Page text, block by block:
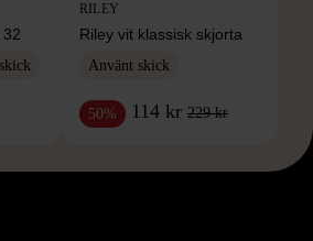
RILEY
Riley vit klassisk skjorta
Använt skick
50% 114 kr 229 kr